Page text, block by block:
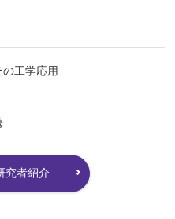
工学応用
究者紹介